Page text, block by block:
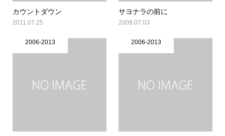
カウントダウン
2011.07.25
サヨナラの前に
2009.07.03
2006-2013 2006-2013